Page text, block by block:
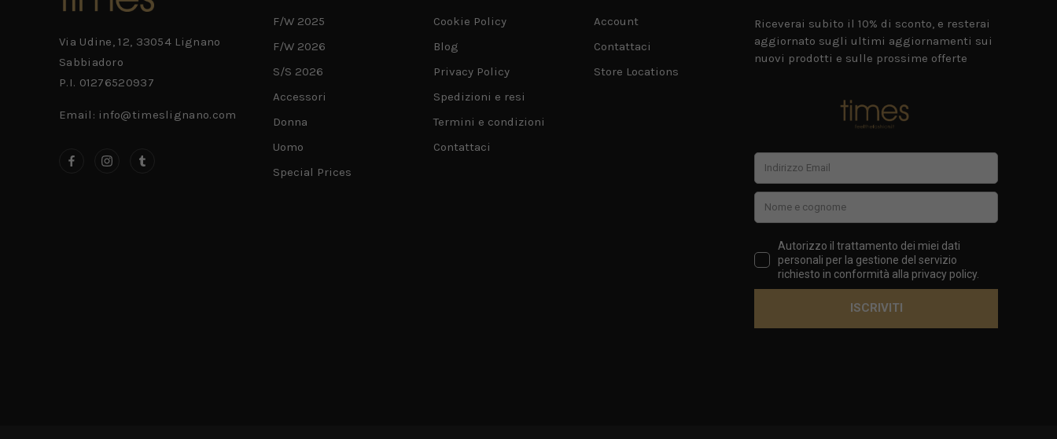
Via Udine, 12, 33054 Lignano
Sabbiadoro
P.I. 01276520937
Email: info@timeslignano.com
F/W 2025
F/W 2026
S/S 2026
Accessori
Donna
Uomo
Special Prices
Cookie Policy
Blog
Privacy Policy
Spedizioni e resi
Termini e condizioni
Contattaci
Account
Contattaci
Store Locations
Riceverai subito il 10% di sconto, e resterai
aggiornato sugli ultimi aggiornamenti sui
nuovi prodotti e sulle prossime offerte